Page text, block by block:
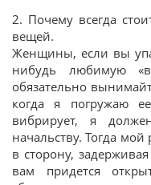
2. Почему всегда
вещей.
Женщины, если вы
нибудь любимую
обязательно
когда я погружаю
вибрирует, я
начальству. Тогда мой
в сторону,
вам придется